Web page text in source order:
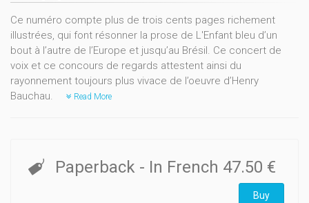
Ce numéro compte plus de trois cents pages richement
illustrées, qui font résonner la prose de L'Enfant bleu d’un
bout à l’autre de l’Europe et jusqu’au Brésil. Ce concert de
voix et ce concours de regards attestent ainsi du
rayonnement toujours plus vivace de l’oeuvre d’Henry
Bauchau.
Read More
Paperback - In French 47.50 €
Buy